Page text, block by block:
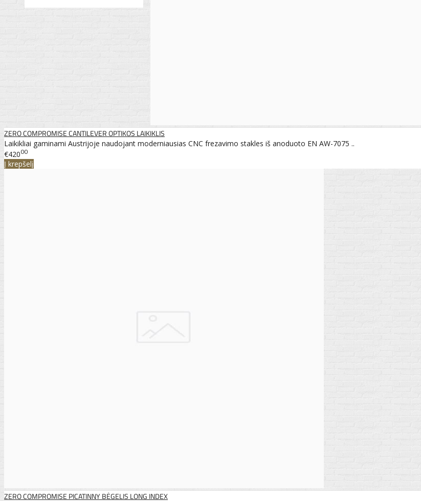
ZERO COMPROMISE CANTILEVER OPTIKOS LAIKIKLIS
Laikikliai gaminami Austrijoje naudojant moderniausias CNC frezavimo stakles iš anoduoto EN AW-7075 ..
€42000
Į krepšelį
ZERO COMPROMISE PICATINNY BĖGELIS LONG INDEX